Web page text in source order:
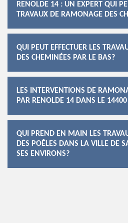
RENOLDE 14 : UN EXPERT QUI
TRAVAUX DE RAMONAGE DES
QUI PEUT EFFECTUER LES
DES CHEMINÉES PAR LE BAS?
LES INTERVENTIONS DE
PAR RENOLDE 14 DANS LE 14400
QUI PREND EN MAIN LES
DES POÊLES DANS LA VILLE DE
SES ENVIRONS?